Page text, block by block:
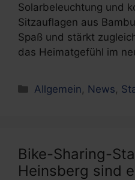
Solarbeleuchtung und
Sitzauflagen aus
Spaß und stärkt
das Heimatgefühl im
Kategorien
Allgemein, News,
Bike-Sharing-
Heinsberg sind